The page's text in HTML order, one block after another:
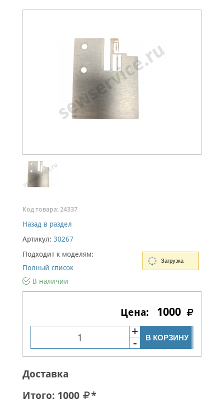
Код товара: 24337
Назад в раздел
Артикул: 30267
Подходит к моделям:
Полный список
В наличии
1000
В КОРЗИНУ
Доставка
Итого: 1000 *
Загрузка